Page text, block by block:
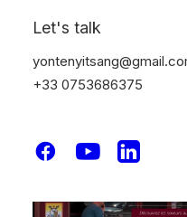
Let's talk
+33 0753686375